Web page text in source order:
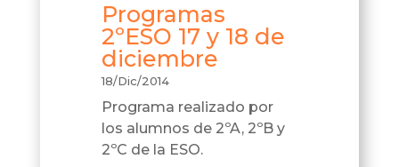
Programas
2ºESO 17 y 18 de
diciembre
18/Dic/2014
Programa realizado por
los alumnos de 2ºA, 2ºB y
2ºC de la ESO.